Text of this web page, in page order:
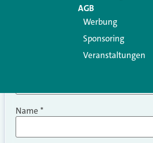
Name *
AGB
Werbung
Sponsoring
Veranstaltungen